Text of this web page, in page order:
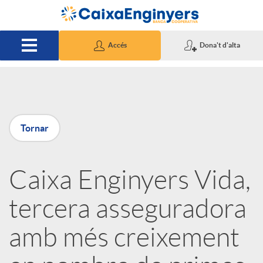
Salta al contingut principal
Accés Dona't d'alta
P
u
b
l
Tornar
Caixa Enginyers Vida,
tercera asseguradora
amb més creixement